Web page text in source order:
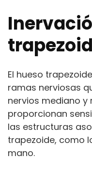
El hueso
ramas nerviosas
nervios mediano y
proporcionan
las estructuras
trapezoide, como
mano.